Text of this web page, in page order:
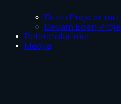
Biten Projelerimiz
Devam Eden
Referanslarımız
Medya